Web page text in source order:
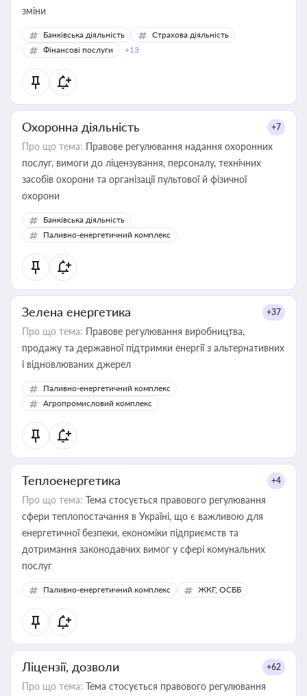
зміни
Банківська діяльність
Страхова діяльність
Фінансові послуги
+13
Охоронна діяльність +7
Про що тема: Правове регулювання надання охоронних
послуг, вимоги до ліцензування, персоналу, технічних
засобів охорони та організації пультової й фізичної
охорони
Банківська діяльність
Паливно-енергетичний комплекс
Зелена енергетика +37
Про що тема: Правове регулювання виробництва,
продажу та державної підтримки енергії з альтернативних
і відновлюваних джерел
Паливно-енергетичний комплекс
Агропромисловий комплекс
Теплоенергетика +4
Про що тема: Тема стосується правового регулювання
сфери теплопостачання в Україні, що є важливою для
енергетичної безпеки, економіки підприємств та
дотримання законодавчих вимог у сфері комунальних
послуг
Паливно-енергетичний комплекс ЖКГ, ОСББ
Ліцензії, дозволи +62
Про що тема: Тема стосується правового регулювання